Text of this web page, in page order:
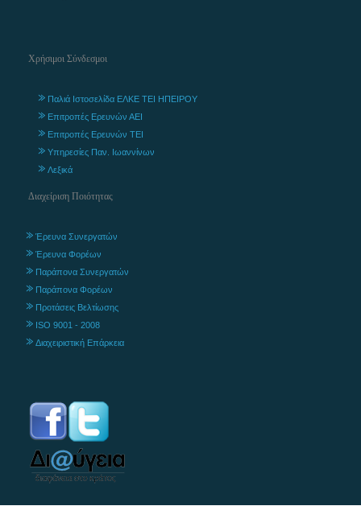
Χρήσιμοι Σύνδεσμοι
Παλιά Ιστοσελίδα ΕΛΚΕ ΤΕΙ ΗΠΕΙΡΟΥ
Επιτροπές Ερευνών ΑΕΙ
Επιτροπές Ερευνών ΤΕΙ
Υπηρεσίες Παν. Ιωαννίνων
Λεξικά
Διαχείριση Ποιότητας
Έρευνα Συνεργατών
Έρευνα Φορέων
Παράπονα Συνεργατών
Παράπονα Φορέων
Προτάσεις Βελτίωσης
ISO 9001 - 2008
Διαχειριστική Επάρκεια